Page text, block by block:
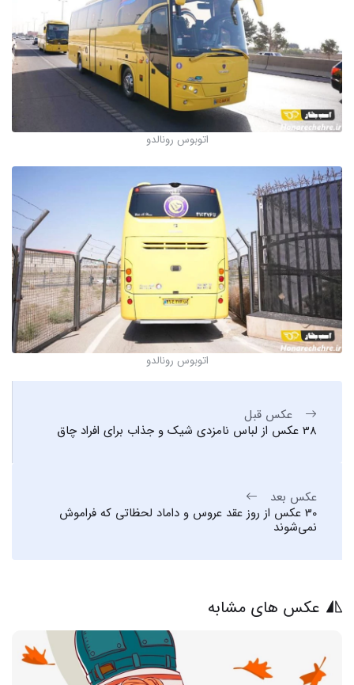
اتوبوس رونالدو
اتوبوس رونالدو
عکس قبل
38 عکس از لباس نامزدی شیک و جذاب برای افراد چاق
عکس بعد
30 عکس از روز عقد عروس و داماد لحظاتی که فراموش
نمی‌شوند
عکس های مشابه